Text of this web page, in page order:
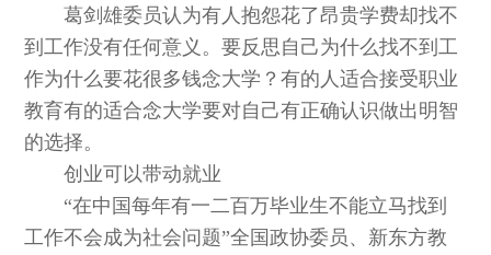
葛剑雄委员认为有人抱怨花了昂贵学费却找不
到工作没有任何意义。要反思自己为什么找不到工
作为什么要花很多钱念大学？有的人适合接受职业
教育有的适合念大学要对自己有正确认识做出明智
的选择。
创业可以带动就业
“在中国每年有一二百万毕业生不能立马找到
工作不会成为社会问题”全国政协委员、新东方教